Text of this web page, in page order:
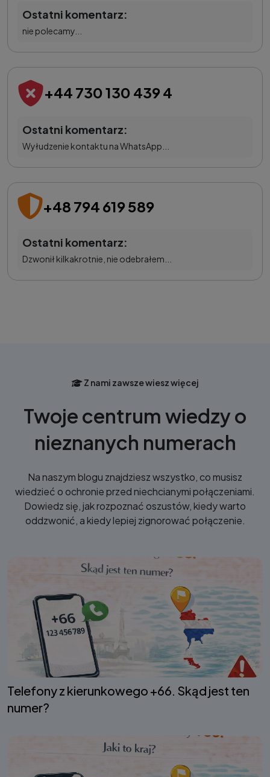
Ostatni komentarz:
nie polecamy...
+44 730 130 439 4
Ostatni komentarz:
Wyłudzenie kontaktu na WhatsApp...
+48 794 619 589
Ostatni komentarz:
Dzwonił kilkakrotnie, nie odebrałem...
Z nami zawsze wiesz więcej
Twoje centrum wiedzy o
nieznanych numerach
Na naszym blogu znajdziesz wszystko, co musisz
wiedzieć o ochronie przed niechcianymi połączeniami.
Dowiedz się, jak rozpoznać oszustów, kiedy warto
oddzwonić, a kiedy lepiej zignorować połączenie.
Telefony z kierunkowego +66. Skąd jest ten
numer?